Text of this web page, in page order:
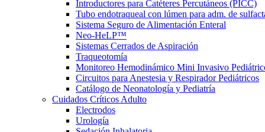
Introductores para Catéteres Percutáneos (PICC)
Tubo endotraqueal con lúmen para adm. de
Sistema Seguro de Alimentación Enteral
Neo-HeLP™
Sistemas Cerrados de Aspiración
Traqueotomía
Monitoreo Hemodinámico Mini Invasivo
Circuitos para Anestesia y Respirador Pediátricos
Catálogo de Neonatología y Pediatría
Cuidados Críticos Adulto
Electrodos
Urología